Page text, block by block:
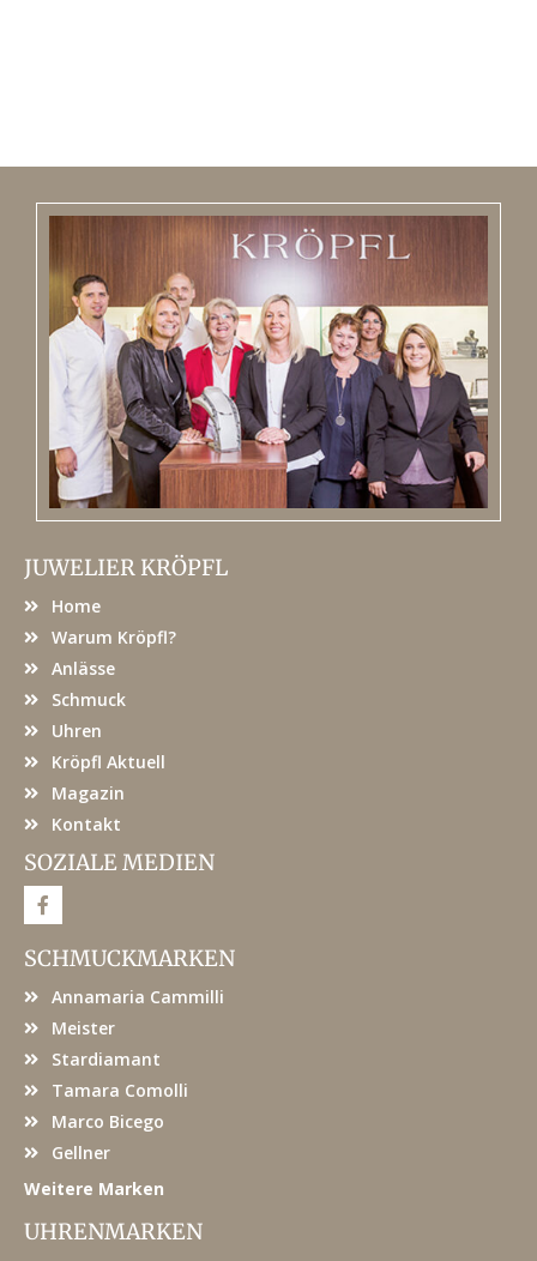
JUWELIER KRÖPFL
Home
Warum Kröpfl?
Anlässe
Schmuck
Uhren
Kröpfl Aktuell
Magazin
Kontakt
SOZIALE MEDIEN
F
a
e
b
o
SCHMUCKMARKEN
Annamaria Cammilli
Meister
Stardiamant
Tamara Comolli
Marco Bicego
Gellner
Weitere Marken
UHRENMARKEN